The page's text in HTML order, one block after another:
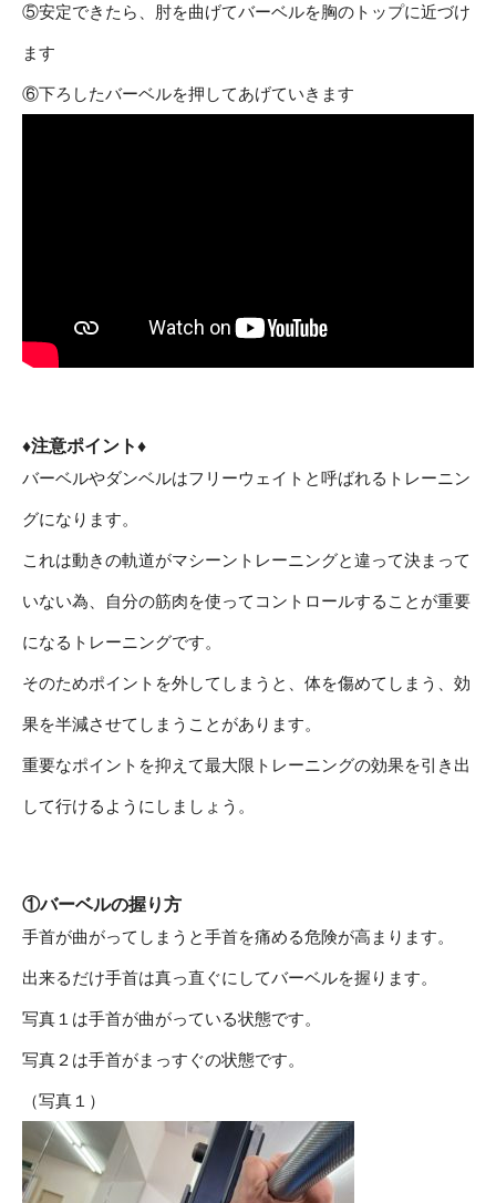
⑤安定できたら、肘を曲げてバーベルを胸のトップに近づけ
ます
⑥下ろしたバーベルを押してあげていきます
♦注意ポイント♦
バーベルやダンベルはフリーウェイトと呼ばれるトレーニン
グになります。
これは動きの軌道がマシーントレーニングと違って決まって
いない為、自分の筋肉を使ってコントロールすることが重要
になるトレーニングです。
そのためポイントを外してしまうと、体を傷めてしまう、効
果を半減させてしまうことがあります。
重要なポイントを抑えて最大限トレーニングの効果を引き出
して行けるようにしましょう。
①バーベルの握り方
手首が曲がってしまうと手首を痛める危険が高まります。
出来るだけ手首は真っ直ぐにしてバーベルを握ります。
写真１は手首が曲がっている状態です。
写真２は手首がまっすぐの状態です。
（写真１）